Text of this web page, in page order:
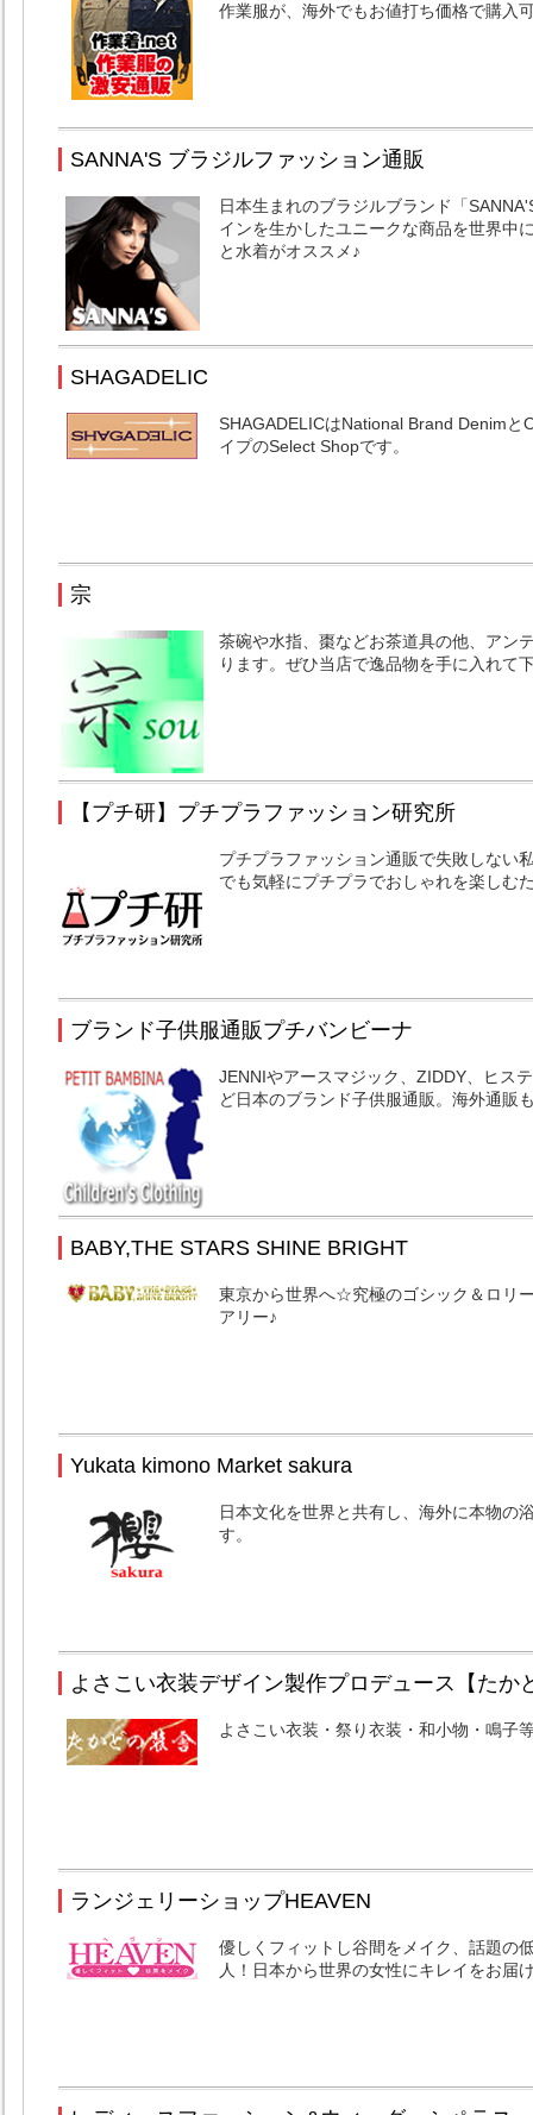
作業服が、海外でもお値打ち価格で購入
SANNA'S ブラジルファッション通販
日本生まれのブラジルブランド「
インを生かしたユニークな商品を世界中
と水着がオススメ♪
SHAGADELIC
SHAGADELICはNational Brand Denimと
イプのSelect Shopです。
宗
茶碗や水指、棗などお茶道具の他、アン
ります。ぜひ当店で逸品物を手に入れて
【プチ研】プチプラファッション研究所
プチプラファッション通販で失敗しない
でも気軽にプチプラでおしゃれを楽しむ
ブランド子供服通販プチバンビーナ
JENNIやアースマジック、ZIDDY、ヒス
ど日本のブランド子供服通販。海外通販
BABY,THE STARS SHINE BRIGHT
東京から世界へ☆究極のゴシック＆ロリ
アリー♪
Yukata kimono Market sakura
日本文化を世界と共有し、海外に本物の
す。
よさこい衣装デザイン製作プロデュース【たか
よさこい衣装・祭り衣装・和小物・鳴子
ランジェリーショップHEAVEN
優しくフィットし谷間をメイク、話題の
人！日本から世界の女性にキレイをお届